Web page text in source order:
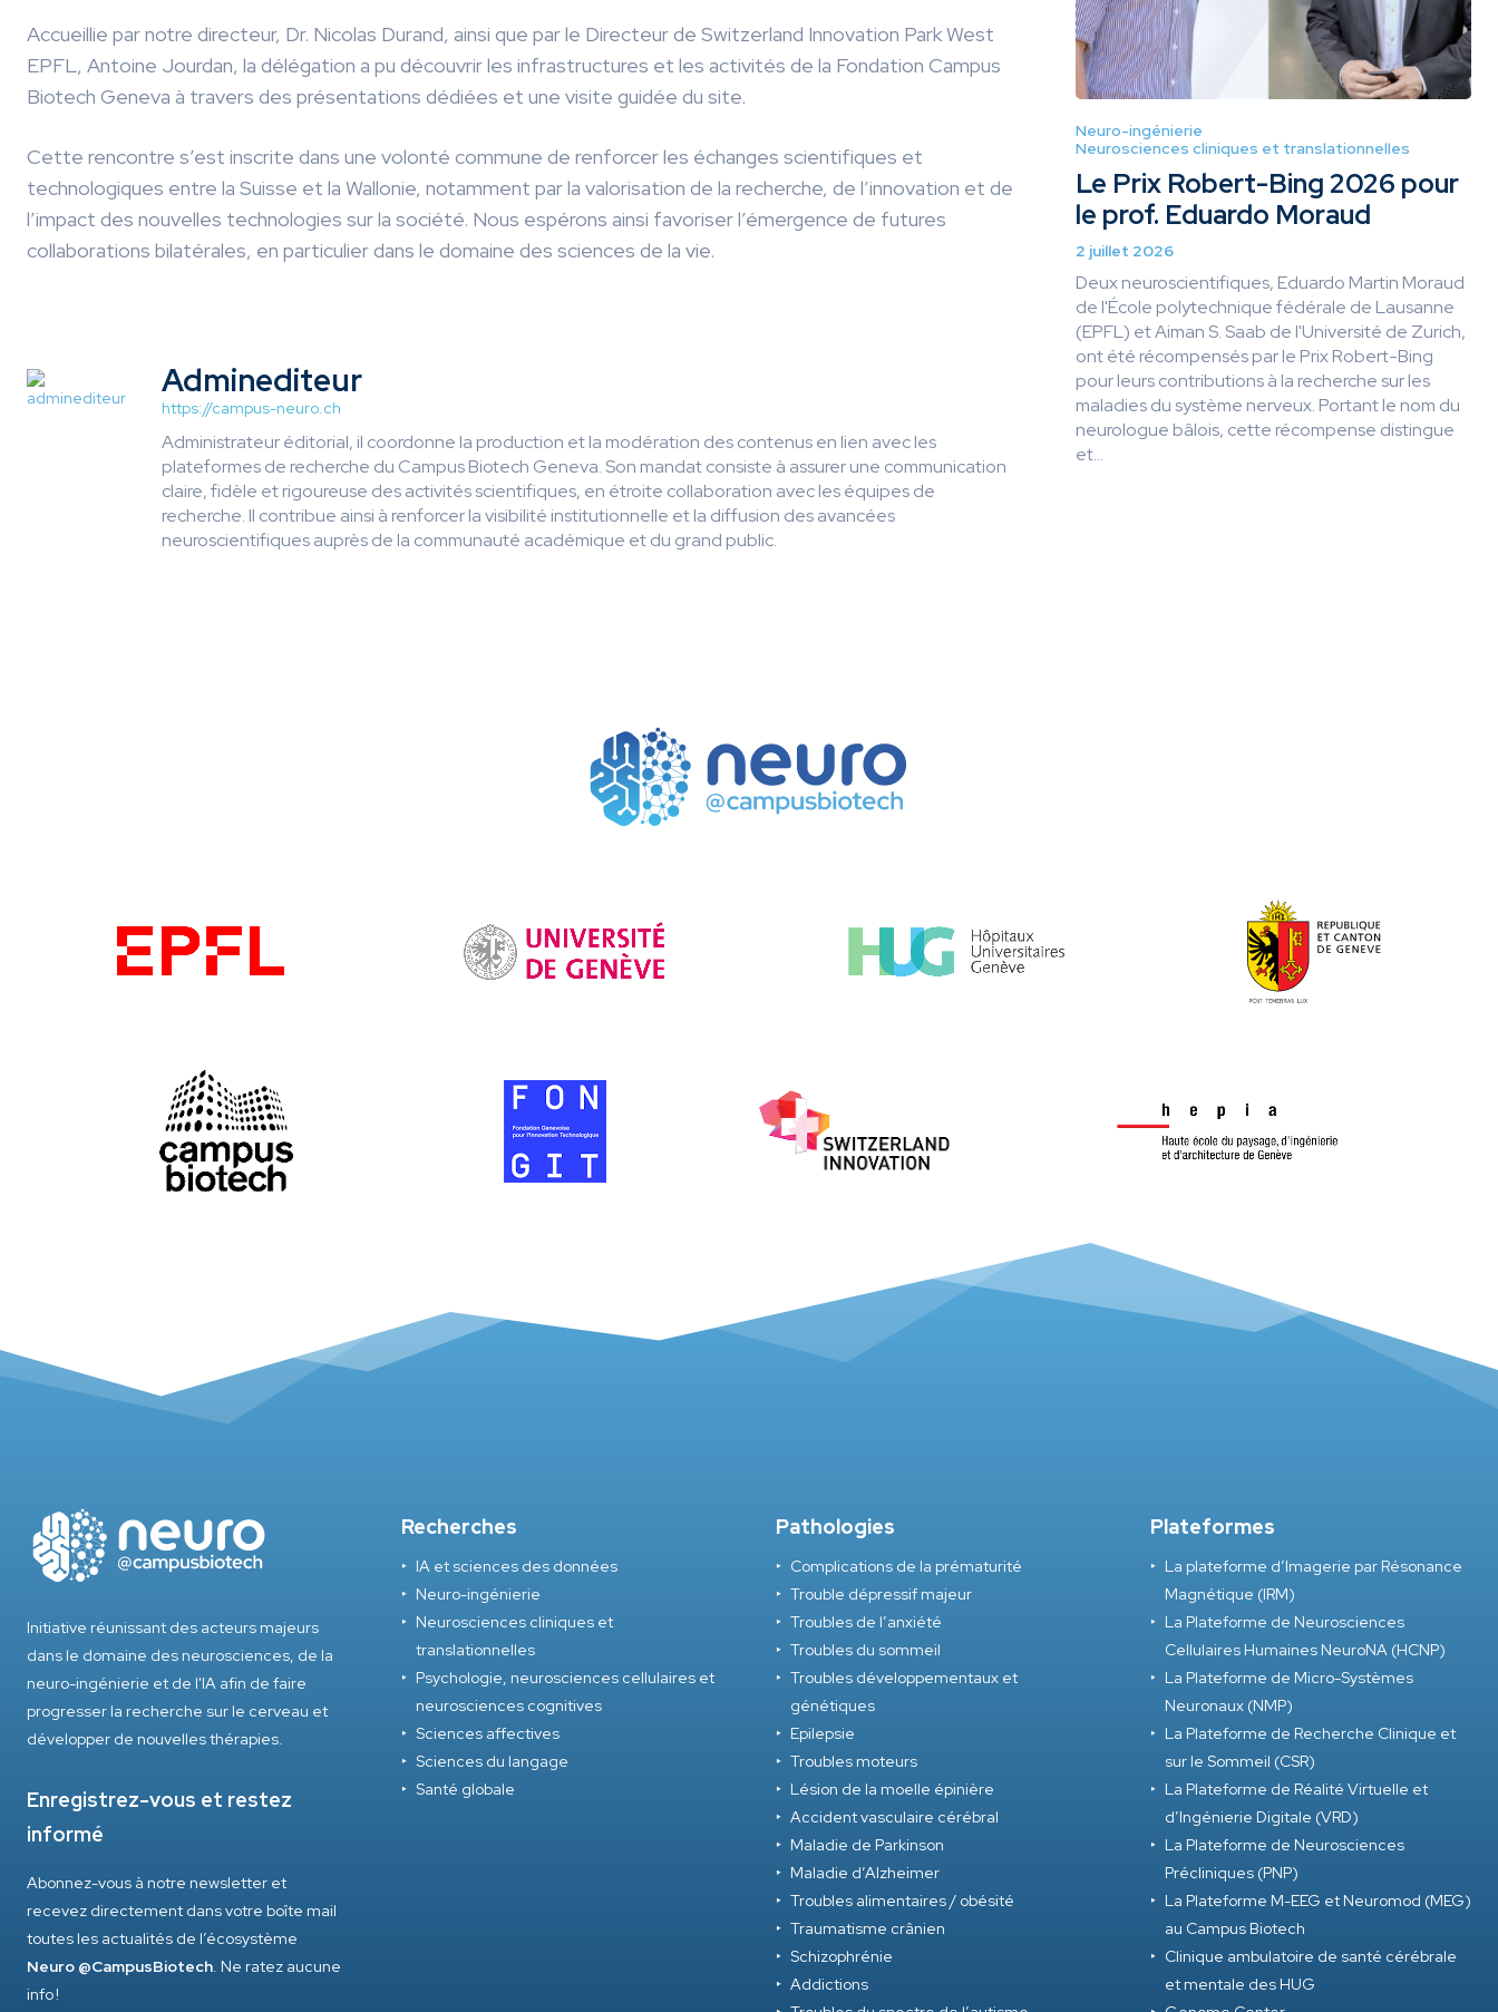
Accueillie par notre directeur, Dr. Nicolas Durand, ainsi que par le Directeur de Switzerland Innovation Park West
EPFL, Antoine Jourdan, la délégation a pu découvrir les infrastructures et les activités de la Fondation Campus
Biotech Geneva à travers des présentations dédiées et une visite guidée du site.
Cette rencontre s’est inscrite dans une volonté commune de renforcer les échanges scientifiques et
technologiques entre la Suisse et la Wallonie, notamment par la valorisation de la recherche, de l’innovation et de
l’impact des nouvelles technologies sur la société. Nous espérons ainsi favoriser l’émergence de futures
collaborations bilatérales, en particulier dans le domaine des sciences de la vie.
Adminediteur
https://campus-neuro.ch
Administrateur éditorial, il coordonne la production et la modération des contenus en lien avec les
plateformes de recherche du Campus Biotech Geneva. Son mandat consiste à assurer une communication
claire, fidèle et rigoureuse des activités scientifiques, en étroite collaboration avec les équipes de
recherche. Il contribue ainsi à renforcer la visibilité institutionnelle et la diffusion des avancées
neuroscientifiques auprès de la communauté académique et du grand public.
Neuro-ingénierie
Neurosciences cliniques et translationnelles
Le Prix Robert-Bing 2026 pour
le prof. Eduardo Moraud
2 juillet 2026
Deux neuroscientifiques, Eduardo Martin Moraud
de l'École polytechnique fédérale de Lausanne
(EPFL) et Aiman S. Saab de l'Université de Zurich,
ont été récompensés par le Prix Robert-Bing
pour leurs contributions à la recherche sur les
maladies du système nerveux. Portant le nom du
neurologue bâlois, cette récompense distingue
et...
Initiative réunissant des acteurs majeurs
dans le domaine des neurosciences, de la
neuro-ingénierie et de l'IA afin de faire
progresser la recherche sur le cerveau et
développer de nouvelles thérapies.
Enregistrez-vous et restez
informé
Abonnez-vous à notre newsletter et
recevez directement dans votre boîte mail
toutes les actualités de l’écosystème
Neuro @CampusBiotech. Ne ratez aucune
info !
Recherches
IA et sciences des données
Neuro-ingénierie
Neurosciences cliniques et
translationnelles
Psychologie, neurosciences cellulaires et
neurosciences cognitives
Sciences affectives
Sciences du langage
Santé globale
Pathologies
Complications de la prématurité
Trouble dépressif majeur
Troubles de l’anxiété
Troubles du sommeil
Troubles développementaux et
génétiques
Epilepsie
Troubles moteurs
Lésion de la moelle épinière
Accident vasculaire cérébral
Maladie de Parkinson
Maladie d’Alzheimer
Troubles alimentaires / obésité
Traumatisme crânien
Schizophrénie
Addictions
Plateformes
La plateforme d’Imagerie par Résonance
Magnétique (IRM)
La Plateforme de Neurosciences
Cellulaires Humaines NeuroNA (HCNP)
La Plateforme de Micro-Systèmes
Neuronaux (NMP)
La Plateforme de Recherche Clinique et
sur le Sommeil (CSR)
La Plateforme de Réalité Virtuelle et
d’Ingénierie Digitale (VRD)
La Plateforme de Neurosciences
Précliniques (PNP)
La Plateforme M-EEG et Neuromod (MEG)
au Campus Biotech
Clinique ambulatoire de santé cérébrale
et mentale des HUG